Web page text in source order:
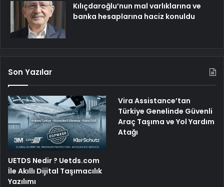
Kılıçdaroğlu’nun mal varlıklarına ve
banka hesaplarına haciz konuldu
Son Yazılar
UETDS Nedir ? Uetds.com
İle Akıllı Dijital Taşımacılık
Yazılımı
Vira Assistance’tan
Türkiye Genelinde Güvenli
Araç Taşıma ve Yol Yardım
Atağı